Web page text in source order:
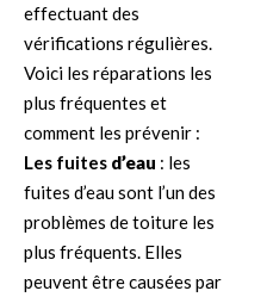
effectuant des
vérifications régulières.
Voici les réparations les
plus fréquentes et
comment les prévenir :
Les fuites d’eau : les
fuites d’eau sont l’un des
problèmes de toiture les
plus fréquents. Elles
peuvent être causées par